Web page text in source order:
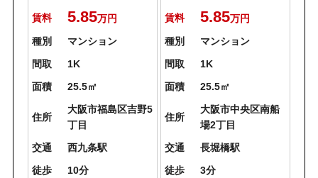
賃料 5.85万円
種別
マンション
間取
1K
面積
25.5㎡
住所
大阪市福島区吉野5
丁目
交通
西九条駅
徒歩
10分
賃料 5.85万円
種別
マンション
間取
1K
面積
25.5㎡
住所
大阪市中央区南船
場2丁目
交通
長堀橋駅
徒歩
3分